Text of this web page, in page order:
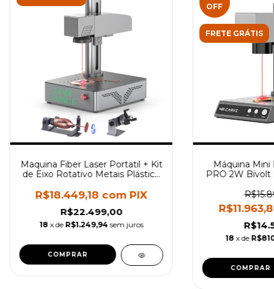
Maquina Fiber Laser Portatil + Kit
de Eixo Rotativo Metais Plástico
R$18.449,18 com PIX
R$22.499,00
18 x de R$1.249,94 sem juros
COMPRAR
OFF
FRETE GRÁTIS
Máquina Mini
PRO 2W Bivolt
18 x de
COMPRAR